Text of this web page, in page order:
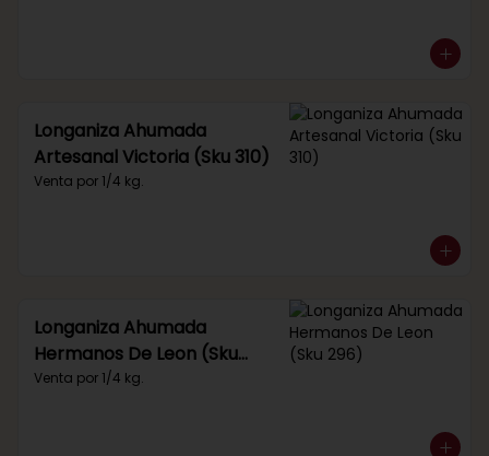
Longaniza Ahumada
Artesanal Victoria (Sku 310)
Venta por 1/4 kg.
Longaniza Ahumada
Hermanos De Leon (Sku
296)
Venta por 1/4 kg.